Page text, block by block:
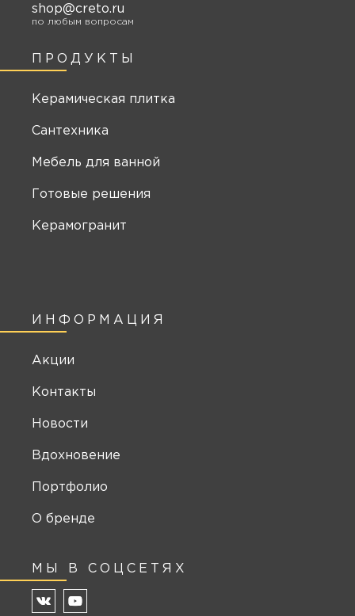
ИНФОРМАЦИЯ
Акции
Контакты
Новости
Вдохновение
Портфолио
О бренде
МЫ В СОЦСЕТЯХ
ПРОДУКТЫ
Керамическая плитка
Сантехника
Мебель для ванной
Готовые решения
Керамогранит
shop@creto.ru
по любым вопросам